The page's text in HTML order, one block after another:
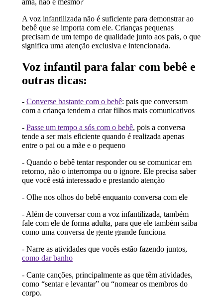
A voz infantilizada não é suficiente para demonstrar ao
bebê que se importa com ele. Crianças pequenas
precisam de um tempo de qualidade junto aos pais, o que
significa uma atenção exclusiva e intencionada.
Voz infantil para falar com bebê e
outras dicas:
- Converse bastante com o bebê: pais que conversam
com a criança tendem a criar filhos mais comunicativos
- Passe um tempo a sós com o bebê, pois a conversa
tende a ser mais eficiente quando é realizada apenas
entre o pai ou a mãe e o pequeno
- Quando o bebê tentar responder ou se comunicar em
retorno, não o interrompa ou o ignore. Ele precisa saber
que você está interessado e prestando atenção
- Olhe nos olhos do bebê enquanto conversa com ele
- Além de conversar com a voz infantilizada, também
fale com ele de forma adulta, para que ele também saiba
como uma conversa de gente grande funciona
- Narre as atividades que vocês estão fazendo juntos,
como dar banho
- Cante canções, principalmente as que têm atividades,
como “sentar e levantar” ou “nomear os membros do
corpo.